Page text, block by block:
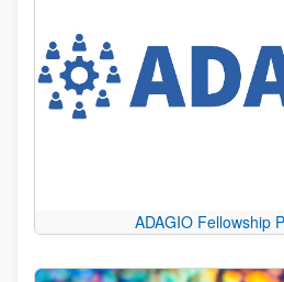
ADAGIO Fellowship